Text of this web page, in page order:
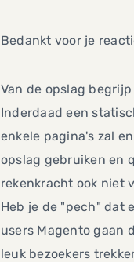
Bedankt voor je
Van de opslag
Inderdaad een
enkele pagina's zal
opslag gebruiken en
rekenkracht ook niet
Heb je de "pech" dat
users Magento gaan
leuk bezoekers